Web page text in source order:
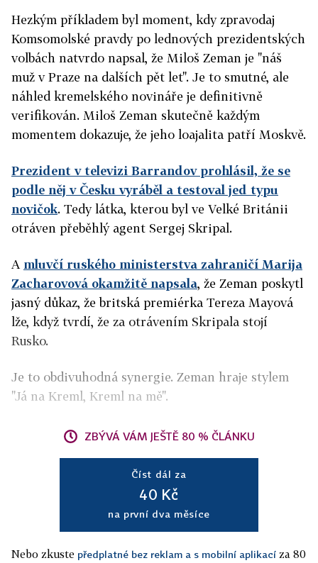
Hezkým příkladem byl moment, kdy zpravodaj
Komsomolské pravdy po lednových prezidentských
volbách natvrdo napsal, že Miloš Zeman je "náš
muž v Praze na dalších pět let". Je to smutné, ale
náhled kremelského novináře je definitivně
verifikován. Miloš Zeman skutečně každým
momentem dokazuje, že jeho loajalita patří Moskvě.
Prezident v televizi Barrandov prohlásil, že se
podle něj v Česku vyráběl a testoval jed typu
novičok. Tedy látka, kterou byl ve Velké Británii
otráven přeběhlý agent Sergej Skripal.
A mluvčí ruského ministerstva zahraničí Marija
Zacharovová okamžitě napsala, že Zeman poskytl
jasný důkaz, že britská premiérka Tereza Mayová
lže, když tvrdí, že za otrávením Skripala stojí
Rusko.
Je to obdivuhodná synergie. Zeman hraje stylem
"Já na Kreml, Kreml na mě".
ZBÝVÁ VÁM JEŠTĚ 80 % ČLÁNKU
Číst dál za
40 Kč
na první dva měsíce
Nebo zkuste předplatné bez reklam a s mobilní aplikací za 80